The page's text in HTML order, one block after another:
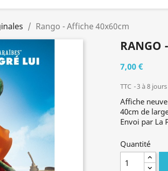
Rango - Affiche 40x60cm
RANGO
7,00 €
TTC 3 à 8 jours
Affiche
40cm de
Envoi par La
Quantité